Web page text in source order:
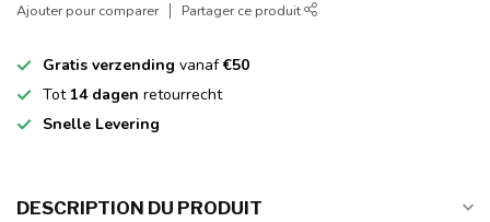
Ajouter pour comparer Partager ce produit
Gratis verzending vanaf€50
Tot 14 dagen retourrecht
Snelle Levering
DESCRIPTION DU PRODUIT